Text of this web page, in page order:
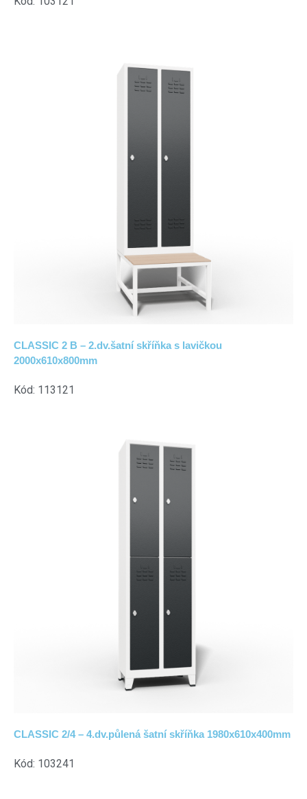
CLASSIC 2 B – 2.dv.šatní skříňka s lavičkou
2000x610x800mm
Kód: 113121
CLASSIC 2/4 – 4.dv.půlená šatní skříňka 1980x610x400mm
Kód: 103241